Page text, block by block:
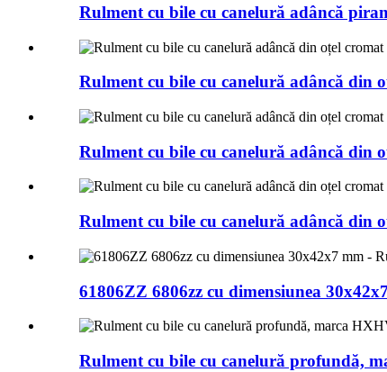
Rulment cu bile cu canelură adâncă
Rulment cu bile cu canelură adâncă din
Rulment cu bile cu canelură adâncă din
Rulment cu bile cu canelură adâncă din
61806ZZ 6806zz cu dimensiunea
Rulment cu bile cu canelură profundă,